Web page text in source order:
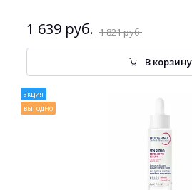
1 639 руб. 1 821 руб.
В корзину
акция
выгодно